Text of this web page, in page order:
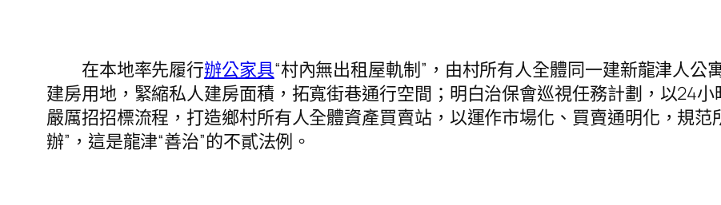
在本地率先履行辦公家具“村內無出租屋軌制”，由村所有人全體同一建新龍津人
建房用地，緊縮私人建房面積，拓寬街巷通行空間；明白治保會巡視任務計劃，以24
嚴厲招招標流程，打造鄉村所有人全體資產買賣站，以運作市場化、買賣通明化，規范
辦”，這是龍津“善治”的不貳法例。